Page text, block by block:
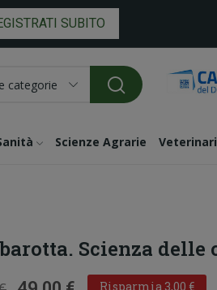
SUBITO
categorie
Scienze Agrarie
Scienza
Risparmia 3,00 €